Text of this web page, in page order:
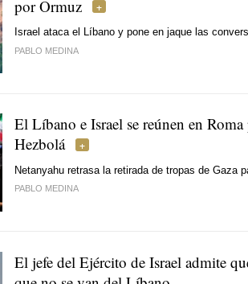
por Ormuz
Israel ataca el Líbano y pone en jaque las
PABLO MEDINA
El Líbano e Israel se reúnen en Roma
Hezbolá
Netanyahu retrasa la retirada de tropas de Gaza
PABLO MEDINA
El jefe del Ejército de Israel admite